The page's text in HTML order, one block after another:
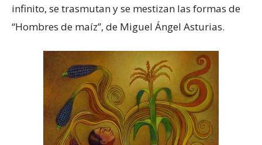
infinito, se trasmutan y se mestizan las formas de
“Hombres de maíz”, de Miguel Ángel Asturias.